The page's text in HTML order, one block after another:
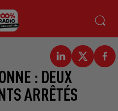
: DEUX
ARRÊTÉS